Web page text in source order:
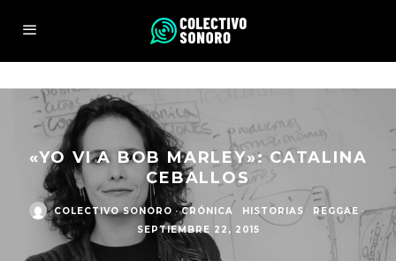
«YO VI A BOB MARLEY»: CATALINA
CEBALLOS
COLECTIVO SONORO · CRÓNICA HISTORIAS REGGAE ·
SEPTIEMBRE 22, 2015